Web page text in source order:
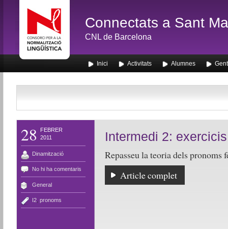
Connectats a Sant
CNL de Barcelona
Inici Activitats Alumnes
28
FEBRER
2011
Dinamització
No hi ha comentaris
General
I2, pronoms
Intermedi 2:
Repasseu la teoria dels pronoms
Article complet